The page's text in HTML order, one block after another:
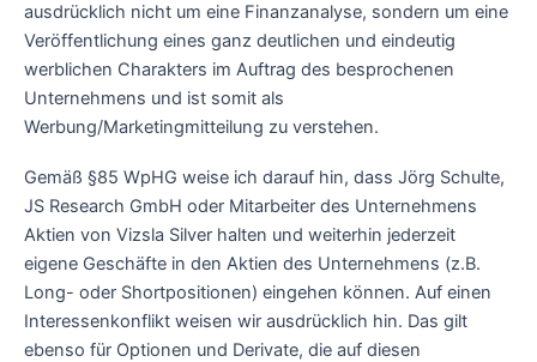
ausdrücklich nicht um eine Finanzanalyse, sondern um eine
Veröffentlichung eines ganz deutlichen und eindeutig
werblichen Charakters im Auftrag des besprochenen
Unternehmens und ist somit als
Werbung/Marketingmitteilung zu verstehen.
Gemäß §85 WpHG weise ich darauf hin, dass Jörg Schulte,
JS Research GmbH oder Mitarbeiter des Unternehmens
Aktien von Vizsla Silver halten und weiterhin jederzeit
eigene Geschäfte in den Aktien des Unternehmens (z.B.
Long- oder Shortpositionen) eingehen können. Auf einen
Interessenkonflikt weisen wir ausdrücklich hin. Das gilt
ebenso für Optionen und Derivate, die auf diesen